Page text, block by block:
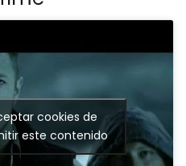
cookies de
este contenido